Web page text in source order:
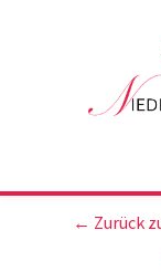
← Zurück